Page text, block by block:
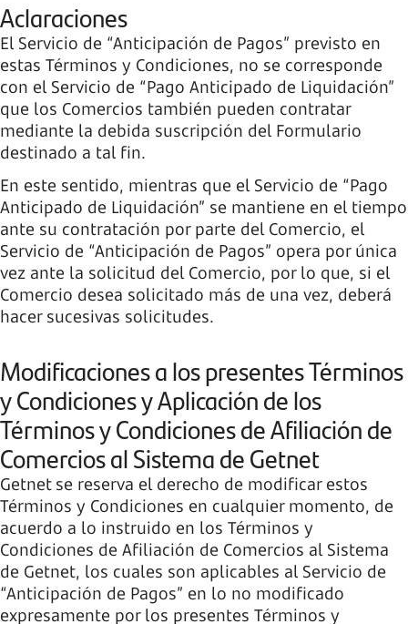
Aclaraciones
El Servicio de “Anticipación de Pagos” previsto en
estas Términos y Condiciones, no se corresponde
con el Servicio de “Pago Anticipado de Liquidación”
que los Comercios también pueden contratar
mediante la debida suscripción del Formulario
destinado a tal fin.
En este sentido, mientras que el Servicio de “Pago
Anticipado de Liquidación” se mantiene en el tiempo
ante su contratación por parte del Comercio, el
Servicio de “Anticipación de Pagos” opera por única
vez ante la solicitud del Comercio, por lo que, si el
Comercio desea solicitado más de una vez, deberá
hacer sucesivas solicitudes.
Modificaciones a los presentes Términos
y Condiciones y Aplicación de los
Términos y Condiciones de Afiliación de
Comercios al Sistema de Getnet
Getnet se reserva el derecho de modificar estos
Términos y Condiciones en cualquier momento, de
acuerdo a lo instruido en los Términos y
Condiciones de Afiliación de Comercios al Sistema
de Getnet, los cuales son aplicables al Servicio de
“Anticipación de Pagos” en lo no modificado
expresamente por los presentes Términos y